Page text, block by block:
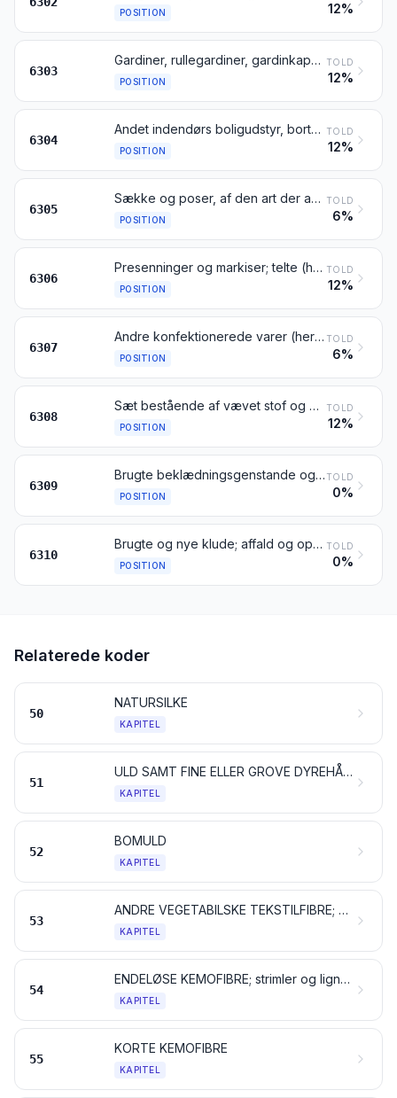
POSITION 12%
6303
Gardiner, rullegardiner, gardinkapper og sengekapper
POSITION
TOLD
12%
6304
Andet indendørs boligudstyr, bortset fra varer henhørende under pos. 9404
POSITION
TOLD
12%
6305
Sække og poser, af den art der anvendes til emballage
POSITION
TOLD
6%
6306
Presenninger og markiser; telte (herunder midlertidige havepavilloner og lignende varer); sejl til både, sejlbrætter eller sejlvogne; campingudstyr
POSITION
TOLD
12%
6307
Andre konfektionerede varer (herunder snitmønstre)
POSITION
TOLD
6%
6308
Sæt bestående af vævet stof og garn, også med tilbehør, til fremstilling af tæpper, tapisserier, broderede duge og servietter eller lignende tekstilvarer, i pakninger til detailsalg
POSITION
TOLD
12%
6309
Brugte beklædningsgenstande og andre brugte tekstilvarer
POSITION
TOLD
0%
6310
Brugte og nye klude; affald og opslidte varer af sejlgarn, reb og tovværk, af tekstilmaterialer
POSITION
TOLD
0%
Relaterede koder
50
NATURSILKE
KAPITEL
51
ULD SAMT FINE ELLER GROVE DYREHÅR; GARN OG VÆVET STOF AF HESTEHÅR
KAPITEL
52
BOMULD
KAPITEL
53
ANDRE VEGETABILSKE TEKSTILFIBRE; PAPIRGARN OG VÆVET STOF AF PAPIRGARN
KAPITEL
54
ENDELØSE KEMOFIBRE; strimler og lignende af endeløse kemofibre
KAPITEL
55
KORTE KEMOFIBRE
KAPITEL